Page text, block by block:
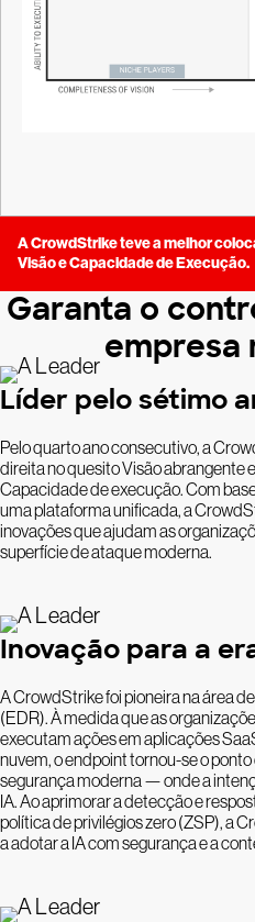
A CrowdStrike teve a melhor
Visão e Capacidade de Execução.
Garanta o
empresa
Líder pelo sétimo
Pelo quarto ano consecutivo, a
direita no quesito Visão abrangente
Capacidade de execução. Com
uma plataforma unificada, a
inovações que ajudam as
superfície de ataque moderna.
Inovação para a
A CrowdStrike foi pioneira na área
(EDR). À medida que as
executam ações em aplicações
nuvem, o endpoint tornou-se o
segurança moderna — onde a
IA. Ao aprimorar a detecção e
política de privilégios zero (ZSP), a
a adotar a IA com segurança e a